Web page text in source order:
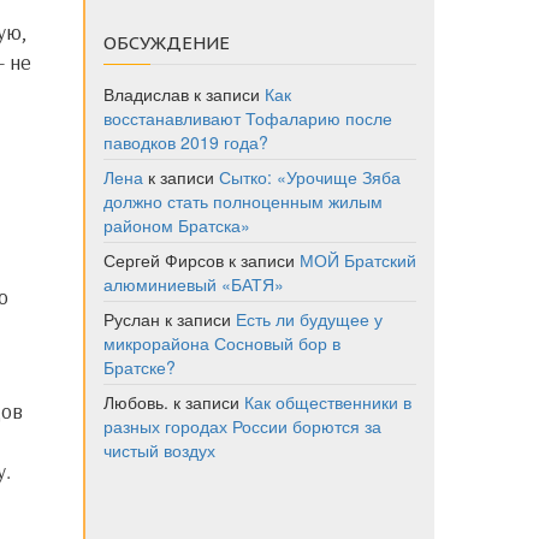
не
ОБСУЖДЕНИЕ
Владиславк записи Как
восстанавливают Тофаларию после
паводков 2019 года?
Ленак записи Сытко: «Урочище Зяба
должно стать полноценным жилым
районом Братска»
Сергей Фирсовк записи МОЙ Братский
алюминиевый «БАТЯ»
Руслан к записи Есть ли будущее у
микрорайона Сосновый бор в
Братске?
Любовь. к записи Как общественники в
разных городах России борются за
чистый воздух